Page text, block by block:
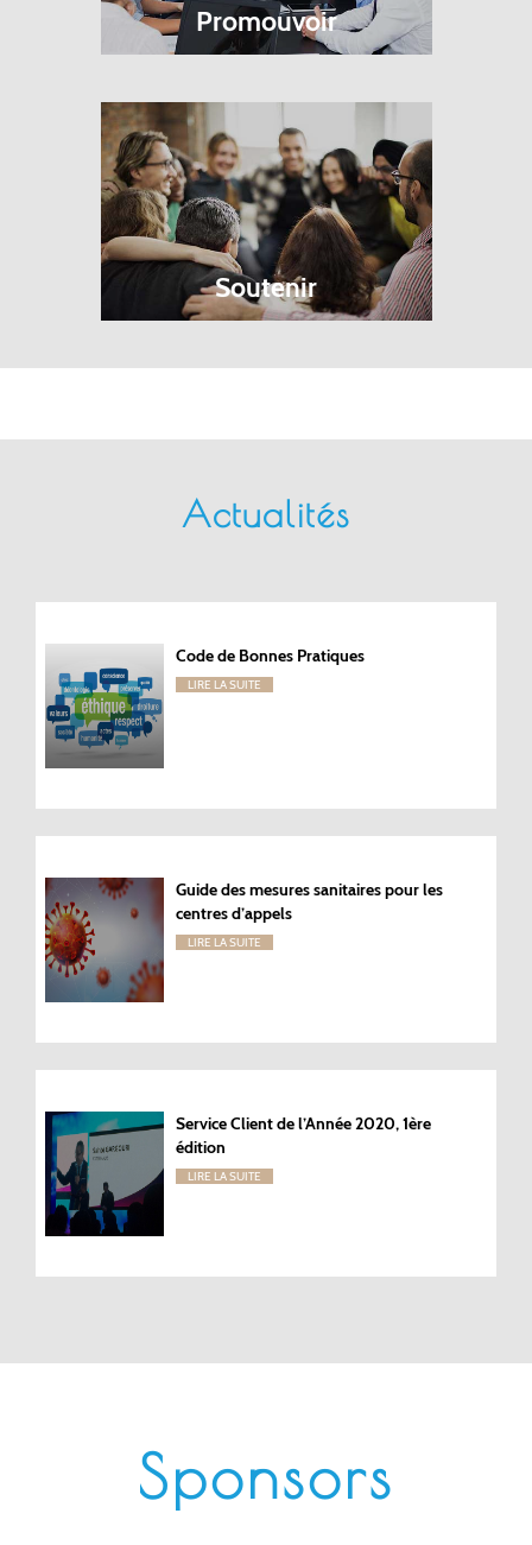
Promouvoir
Soutenir
Actualités
Code de Bonnes Pratiques
LIRE LA SUITE
Guide des mesures sanitaires pour les
centres d’appels
LIRE LA SUITE
Service Client de l’Année 2020, 1ère
édition
LIRE LA SUITE
Sponsors